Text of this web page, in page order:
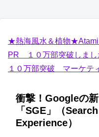
★熱海風水＆植物★Atami
PR １０万部突破しま
１０万部突破 マーケテ
衝撃！Googleの
「SGE」（
Experience）